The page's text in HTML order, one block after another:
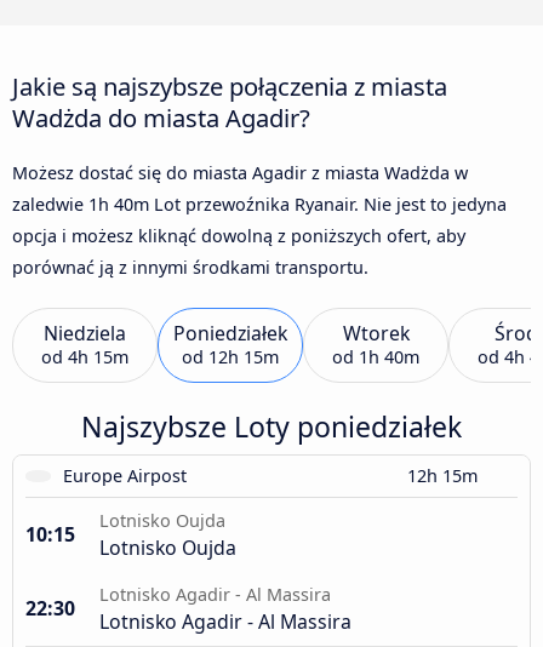
Jakie są najszybsze połączenia z miasta
Wadżda do miasta Agadir?
Możesz dostać się do miasta Agadir z miasta Wadżda w
zaledwie 1h 40m Lot przewoźnika Ryanair. Nie jest to jedyna
opcja i możesz kliknąć dowolną z poniższych ofert, aby
porównać ją z innymi środkami transportu.
Niedziela
od 4h 15m
Poniedziałek
od 12h 15m
Wtorek
od 1h 40m od 4h
Najszybsze Loty poniedziałek
Europe Airpost 12h 15m
10:15
Lotnisko Oujda
Lotnisko Oujda
22:30
Lotnisko Agadir - Al Massira
Lotnisko Agadir - Al Massira